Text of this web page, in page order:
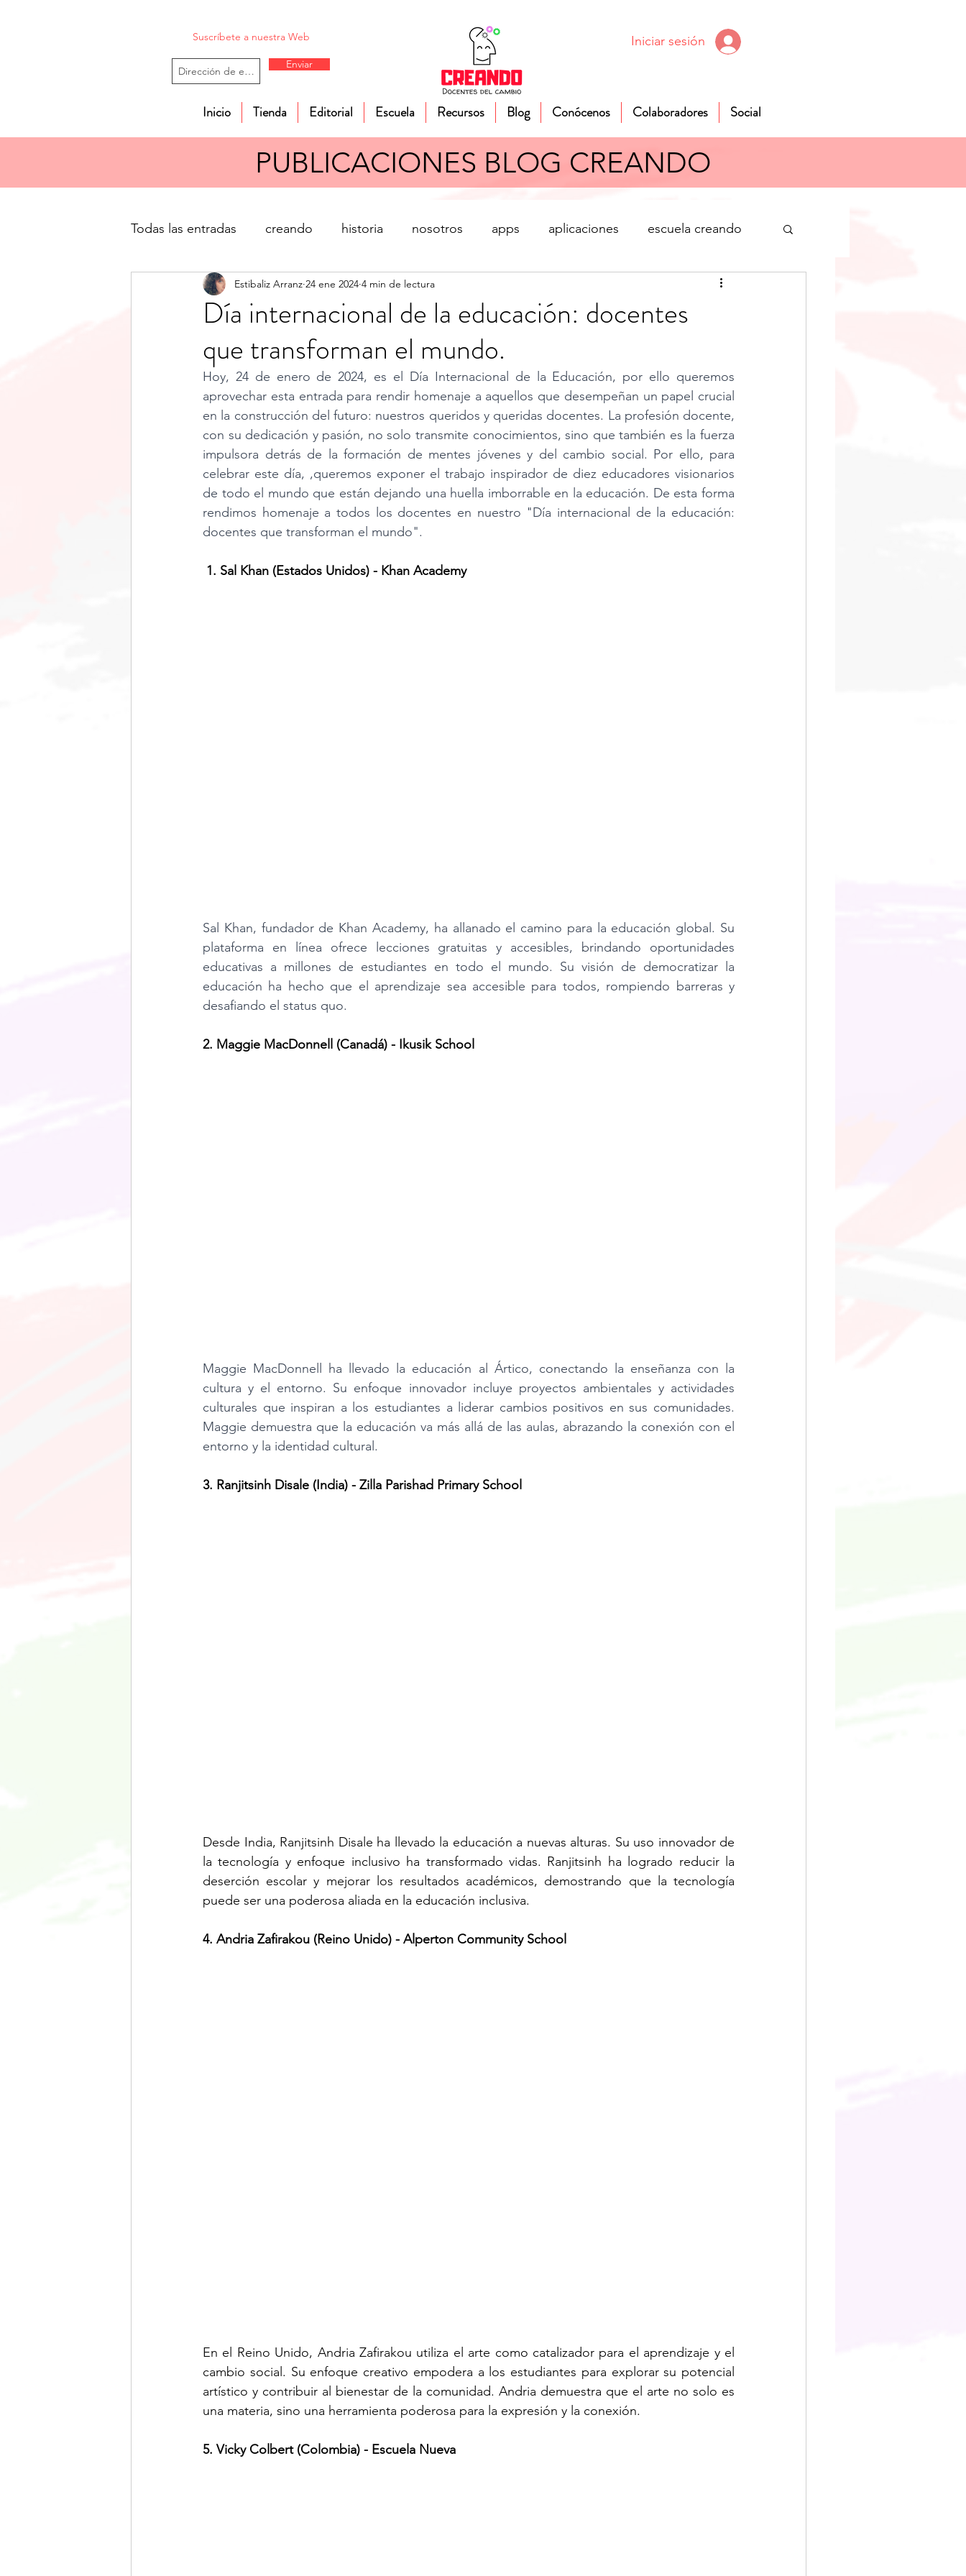
Suscríbete a nuestra Web
Enviar
Iniciar sesión
Inicio Tienda Editorial Escuela Recursos Blog Conócenos Colaboradores Social
PUBLICACIONES BLOG CREANDO
Todas las entradas creando historia nosotros apps aplicaciones escuela creando
educación musical valores gestión de aula
Realidad Aumentada proyectos ABP arquitectura educativa
Primaria Matemáticas TIC educación Ciencias Naturales oposiciones docentes
Navidad Editorial Emociones
Día internacional de la educación: docentes
que transforman el mundo.
Estibaliz Arranz 24 ene 2024 4 min de lectura
Hoy, 24 de enero de 2024, es el Día Internacional de la Educación, por ello queremos
aprovechar esta entrada para rendir homenaje a aquellos que desempeñan un papel crucial
en la construcción del futuro: nuestros queridos y queridas docentes. La profesión docente,
con su dedicación y pasión, no solo transmite conocimientos, sino que también es la fuerza
impulsora detrás de la formación de mentes jóvenes y del cambio social. Por ello, para
celebrar este día, ,queremos exponer el trabajo inspirador de diez educadores visionarios
de todo el mundo que están dejando una huella imborrable en la educación. De esta forma
rendimos homenaje a todos los docentes en nuestro "Día internacional de la educación:
docentes que transforman el mundo".
1. Sal Khan (Estados Unidos) - Khan Academy
Sal Khan, fundador de Khan Academy, ha allanado el camino para la educación global. Su
plataforma en línea ofrece lecciones gratuitas y accesibles, brindando oportunidades
educativas a millones de estudiantes en todo el mundo. Su visión de democratizar la
educación ha hecho que el aprendizaje sea accesible para todos, rompiendo barreras y
desafiando el status quo.
2. Maggie MacDonnell (Canadá) - Ikusik School
Maggie MacDonnell ha llevado la educación al Ártico, conectando la enseñanza con la
cultura y el entorno. Su enfoque innovador incluye proyectos ambientales y actividades
culturales que inspiran a los estudiantes a liderar cambios positivos en sus comunidades.
Maggie demuestra que la educación va más allá de las aulas, abrazando la conexión con el
entorno y la identidad cultural.
3. Ranjitsinh Disale (India) - Zilla Parishad Primary School
Desde India, Ranjitsinh Disale ha llevado la educación a nuevas alturas. Su uso innovador de
la tecnología y enfoque inclusivo ha transformado vidas. Ranjitsinh ha logrado reducir la
deserción escolar y mejorar los resultados académicos, demostrando que la tecnología
puede ser una poderosa aliada en la educación inclusiva.
4. Andria Zafirakou (Reino Unido) - Alperton Community School
En el Reino Unido, Andria Zafirakou utiliza el arte como catalizador para el aprendizaje y el
cambio social. Su enfoque creativo empodera a los estudiantes para explorar su potencial
artístico y contribuir al bienestar de la comunidad. Andria demuestra que el arte no solo es
una materia, sino una herramienta poderosa para la expresión y la conexión.
5. Vicky Colbert (Colombia) - Escuela Nueva